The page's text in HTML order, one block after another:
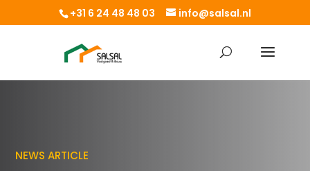
+31 6 24 48 48 03 info@salsal.nl
NEWS ARTICLE